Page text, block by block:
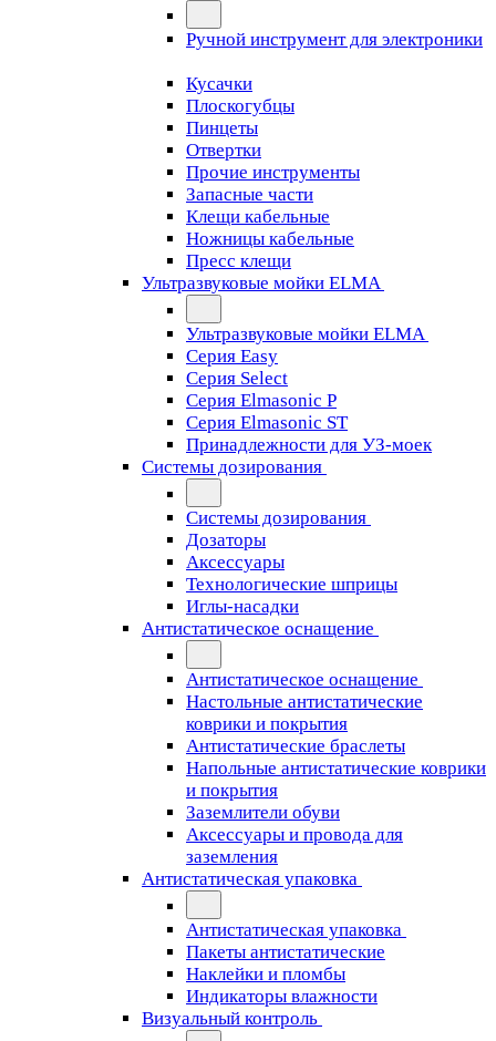
Ручной инструмент для электроники
Кусачки
Плоскогубцы
Пинцеты
Отвертки
Прочие инструменты
Запасные части
Клещи кабельные
Ножницы кабельные
Пресс клещи
Ультразвуковые мойки ELMA
Ультразвуковые мойки ELMA
Серия Easy
Серия Select
Серия Elmasonic P
Серия Elmasonic ST
Принадлежности для УЗ-моек
Системы дозирования
Системы дозирования
Дозаторы
Аксессуары
Технологические шприцы
Иглы-насадки
Антистатическое оснащение
Антистатическое оснащение
Настольные антистатические
коврики и покрытия
Антистатические браслеты
Напольные антистатические коврики
и покрытия
Заземлители обуви
Аксессуары и провода для
заземления
Антистатическая упаковка
Антистатическая упаковка
Пакеты антистатические
Наклейки и пломбы
Индикаторы влажности
Визуальный контроль